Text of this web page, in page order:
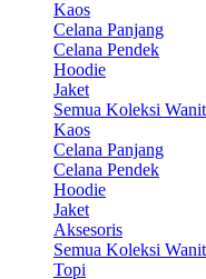
Kaos
Celana Panjang
Celana Pendek
Hoodie
Jaket
Semua Koleksi
Kaos
Celana Panjang
Celana Pendek
Hoodie
Jaket
Aksesoris
Semua Koleksi
Topi